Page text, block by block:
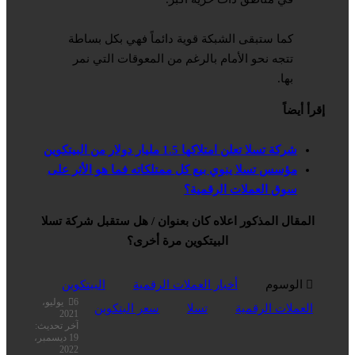
كما ستبقى الشبكة قوية دائماً فهي بكل بساطة
تتجه نحو الأمام بالرغم من المعوقات التي نمر
بها.
إقرأ أيضاً
شركة تسلا تعلن امتلاكها 1.5 مليار دولار من البيتكوين
مؤسس تسلا ينوي بيع كل ممتلكاته فما هو الأثر على
سوق العملات الرقمية؟
المقال المذكور اعلاه كان بعنوان / هل ستقبل شركة تسلا
البيتكوين مرة أخرى؟
الوسوم أخبار العملات الرقمية
البيتكوين
العملات الرقمية
تسلا سعر البتكوين
6 يوليو،
2021
آخر تحديث:
19 ديسمبر،
2022